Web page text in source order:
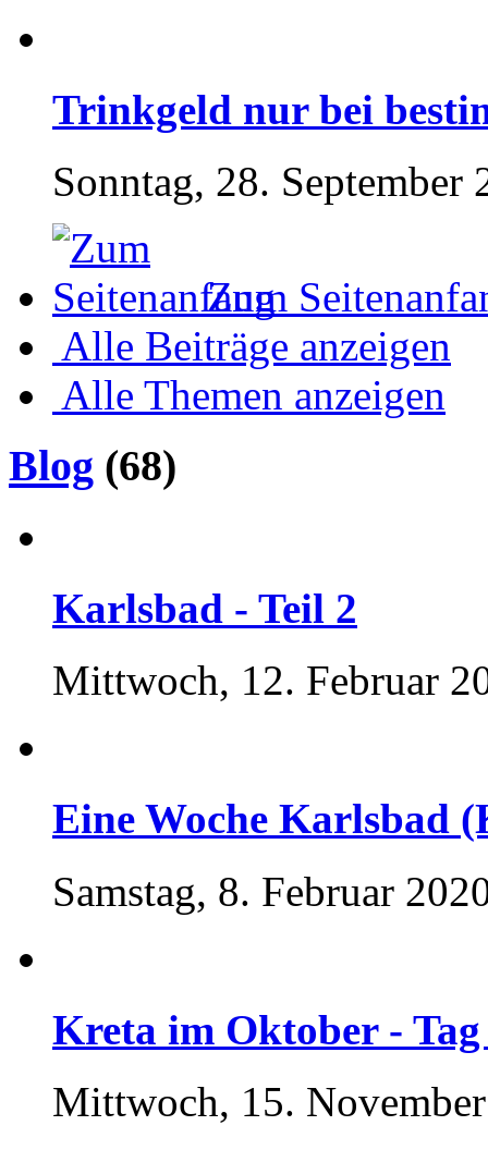
Trinkgeld nur bei
Sonntag, 28. September
Zum
Alle Beiträge anzeigen
Alle Themen anzeigen
Blog (68)
Karlsbad - Teil 2
Mittwoch, 12. Februar
Eine Woche Karlsbad
Samstag, 8. Februar
Kreta im Oktober - Tag
Mittwoch, 15.